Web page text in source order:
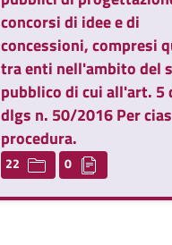
concorsi di idee e di
concessioni, compresi
tra enti nell'ambito del
pubblico di cui all'art. 5
dlgs n. 50/2016 Per
procedura.
22 0